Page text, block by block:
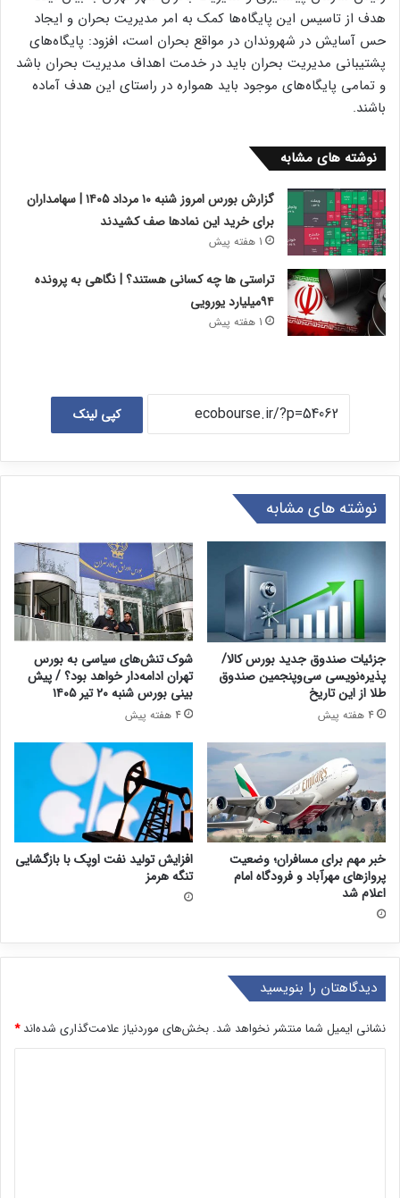
هدف از تاسیس این پایگاه‌ها کمک به امر مدیریت بحران و ایجاد
حس آسایش در شهروندان در مواقع بحران است، افزود: پایگاه‌های
پشتیبانی مدیریت بحران باید در خدمت اهداف مدیریت بحران باشد
و تمامی پایگاه‌های موجود باید همواره در راستای این هدف آماده
باشند.
نوشته های مشابه
گزارش بورس امروز شنبه ۱۰ مرداد ۱۴۰۵ | سهامداران
برای خرید این نمادها صف کشیدند
1 هفته پیش
تراستی ها چه کسانی هستند؟ | نگاهی به پرونده
۹۴میلیارد یورویی
1 هفته پیش
کپی لینک
نوشته های مشابه
جزئیات صندوق جدید بورس کالا/
پذیره‌نویسی سی‌وپنجمین صندوق
طلا از این تاریخ
4 هفته پیش
شوک تنش‌های سیاسی به بورس
تهران ادامه‌دار خواهد بود؟ / پیش
بینی بورس شنبه ۲۰ تیر ۱۴۰۵
4 هفته پیش
خبر مهم برای مسافران؛ وضعیت
پروازهای مهرآباد و فرودگاه امام
اعلام شد
افزایش تولید نفت اوپک با بازگشایی
تنگه هرمز
دیدگاهتان را بنویسید
نشانی ایمیل شما منتشر نخواهد شد. بخش‌های موردنیاز علامت‌گذاری شده‌اند*